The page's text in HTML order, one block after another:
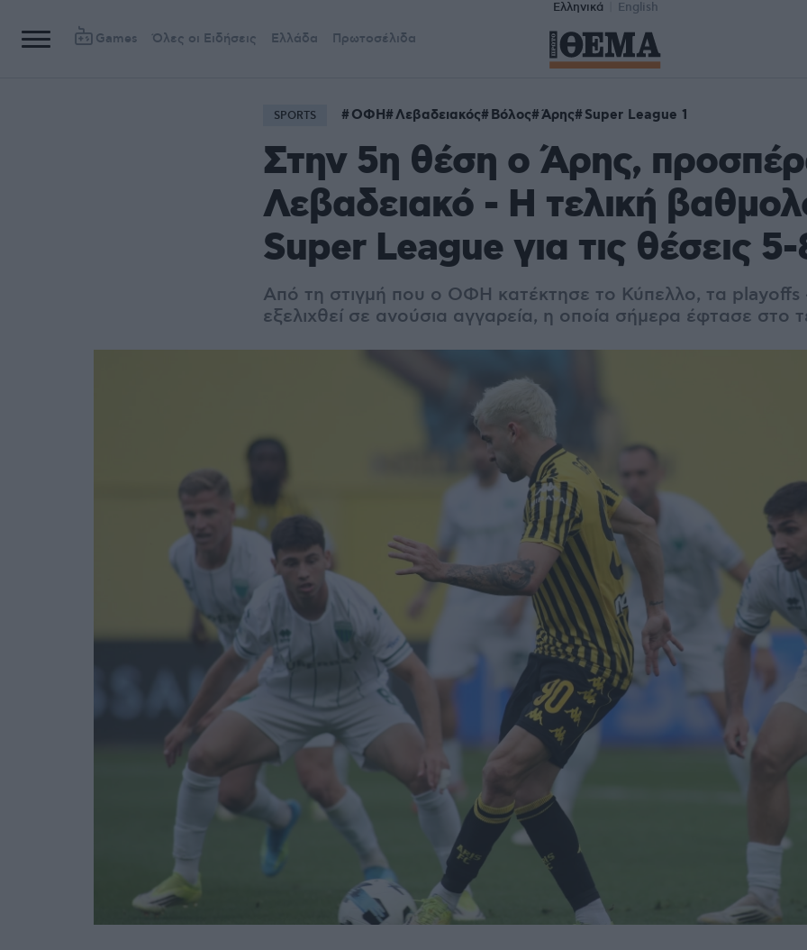
Ελληνικά English
Games Όλες οι Ειδήσεις Ελλάδα Πρωτοσέλιδα
SPORTS ΟΦΗ Λεβαδειακός Βόλος Άρης Super League 1
Στην 5η θέση ο Άρης,
Λεβαδειακό - Η τελική
Super League για τις θέσεις
Από τη στιγμή που ο ΟΦΗ κατέκτησε το Κύπελλο, τα playoffs
εξελιχθεί σε ανούσια αγγαρεία, η οποία σήμερα έφτασε στο